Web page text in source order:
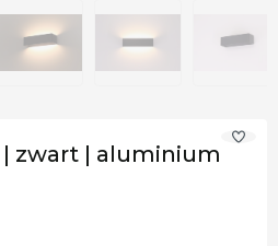
zwart | aluminium